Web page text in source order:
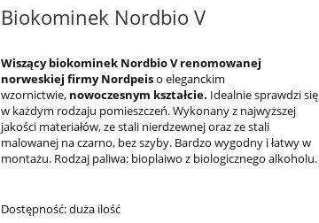
Biokominek Nordbio V
Wiszący biokominek Nordbio Vrenomowanej
norweskiej firmyNordpeiso eleganckim
wzornictwie, nowoczesnym kształcie. Idealnie sprawdzi się
w każdym rodzaju pomieszczeń. Wykonany z najwyższej
jakości materiałów, ze stali nierdzewnej oraz ze stali
malowanej na czarno, bez szyby. Bardzo wygodny i łatwy w
montażu. Rodzaj paliwa: bioplaiwo z biologicznego alkoholu.
Dostępność:duża ilość